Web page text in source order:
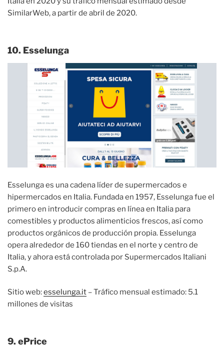
SimilarWeb, a partir de abril de 2020.
10. Esselunga
Esselunga es una cadena líder de supermercados e
hipermercados en Italia. Fundada en 1957, Esselunga fue el
primero en introducir compras en línea en Italia para
comestibles y productos alimenticios frescos, así como
productos orgánicos de producción propia. Esselunga
opera alrededor de 160 tiendas en el norte y centro de
Italia, y ahora está controlada por Supermercados Italiani
S.p.A.
Sitio web:esselunga.it – Tráfico mensual estimado: 5.1
millones de visitas
9. ePrice